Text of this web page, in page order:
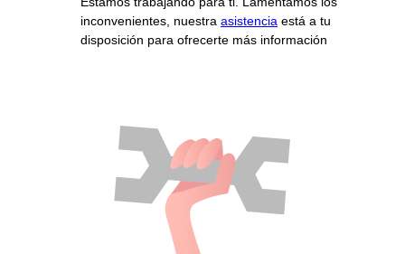
inconvenientes, nuestra asistencia está a tu
disposición para ofrecerte más información